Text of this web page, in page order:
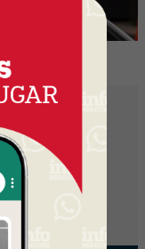
celebra 15